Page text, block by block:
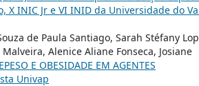
X INIC Jr e VI INID da Universidade do
de Paula Santiago, Sarah Stéfany
Alenice Aliane Fonseca, Josiane
E OBESIDADE EM AGENTES
Univap